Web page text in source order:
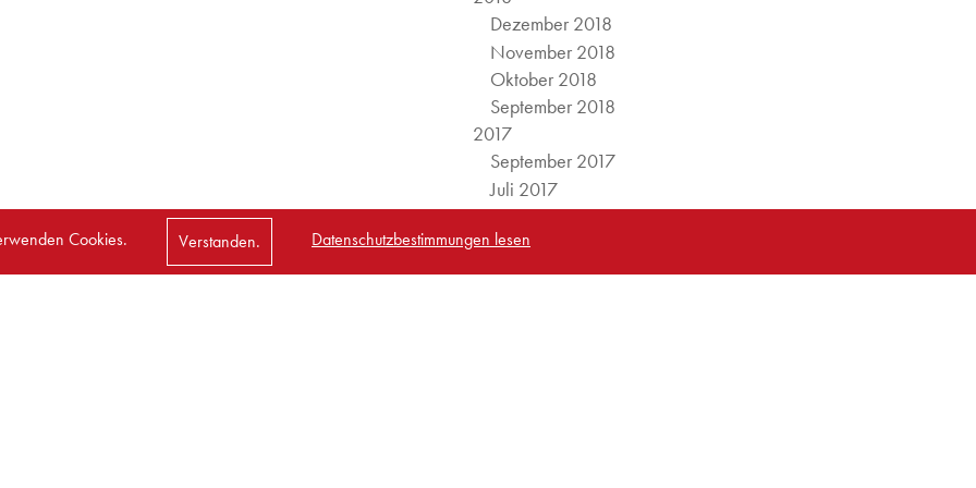
Dezember 2018
November 2018
Oktober 2018
September 2018
2017
September 2017
Juli 2017
Juni 2017
2016
September 2016
Cookies. Verstanden. Datenschutzbestimmungen lesen